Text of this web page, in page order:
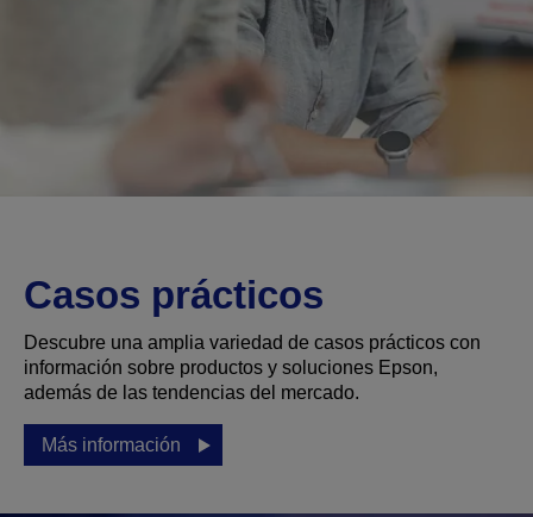
Casos prácticos
Descubre una amplia variedad de casos prácticos con
información sobre productos y soluciones Epson,
además de las tendencias del mercado.
Más información